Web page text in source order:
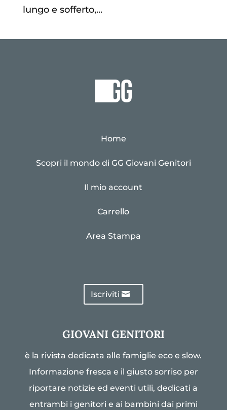
lungo e sofferto,...
Home
Scopri il mondo di GG Giovani Genitori
Il mio account
Carrello
Area Stampa
Iscriviti
GIOVANI GENITORI
è la rivista dedicata alle famiglie eco e slow.
Informazione fresca e il giusto sorriso per
riportare notizie ed eventi utili, dedicati a
entrambi i genitori e ai bambini dai primi